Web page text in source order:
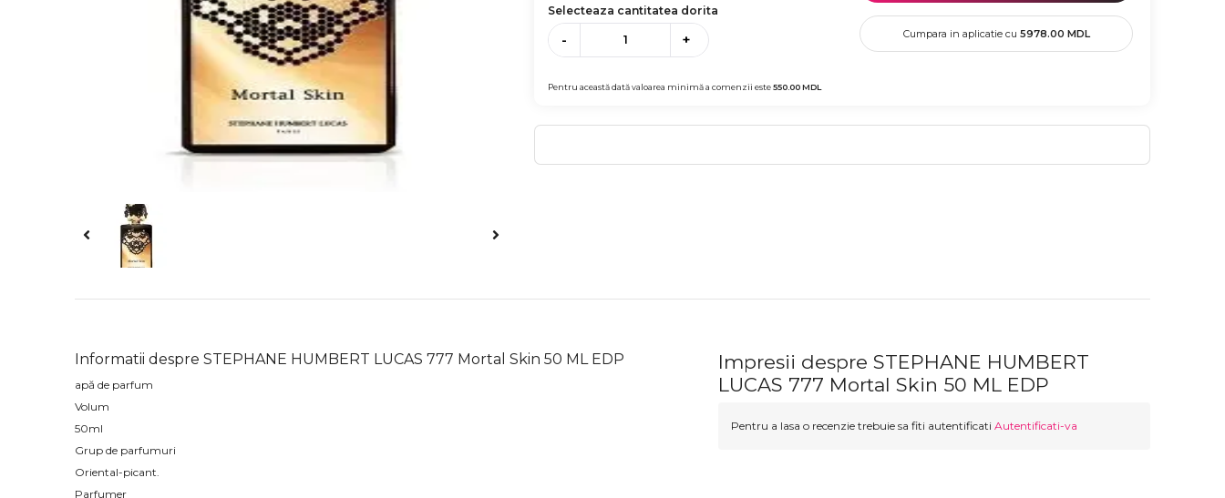
Selecteaza cantitatea dorita
- +
Pentru această dată valoarea minimă a comenzii este550.00MDL
Cumpara in aplicatie cu 5978.00 MDL
Informatii despre STEPHANE HUMBERT LUCAS 777 Mortal Skin 50 ML EDP
apă de parfum
Volum
50ml
Grup de parfumuri
Oriental-picant.
Parfumer
Impresii despre STEPHANE HUMBERT
LUCAS 777 Mortal Skin 50 ML EDP
Pentru a lasa o recenzie trebuie sa fiti autentificati Autentificati-va